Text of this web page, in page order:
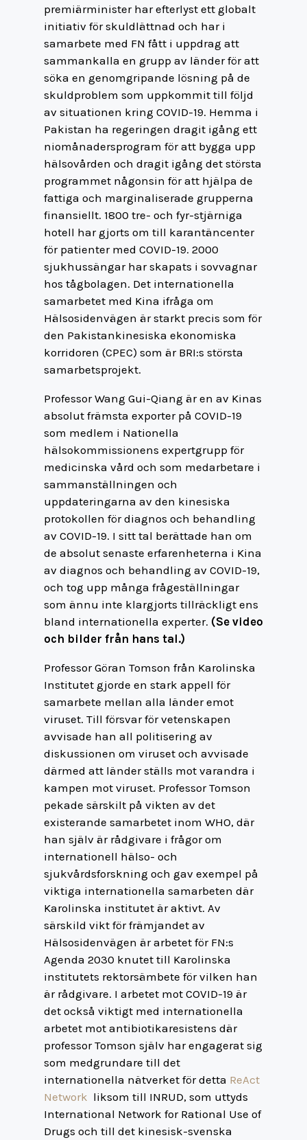
premiärminister har efterlyst ett globalt
initiativ för skuldlättnad och har i
samarbete med FN fått i uppdrag att
sammankalla en grupp av länder för att
söka en genomgripande lösning på de
skuldproblem som uppkommit till följd
av situationen kring COVID-19. Hemma i
Pakistan ha regeringen dragit igång ett
niomånadersprogram för att bygga upp
hälsovården och dragit igång det största
programmet någonsin för att hjälpa de
fattiga och marginaliserade grupperna
finansiellt. 1800 tre- och fyr-stjärniga
hotell har gjorts om till karantäncenter
för patienter med COVID-19. 2000
sjukhussängar har skapats i sovvagnar
hos tågbolagen. Det internationella
samarbetet med Kina ifråga om
Hälsosidenvägen är starkt precis som för
den Pakistankinesiska ekonomiska
korridoren (CPEC) som är BRI:s största
samarbetsprojekt.
Professor Wang Gui-Qiang är en av Kinas
absolut främsta exporter på COVID-19
som medlem i Nationella
hälsokommissionens expertgrupp för
medicinska vård och som medarbetare i
sammanställningen och
uppdateringarna av den kinesiska
protokollen för diagnos och behandling
av COVID-19. I sitt tal berättade han om
de absolut senaste erfarenheterna i Kina
av diagnos och behandling av COVID-19,
och tog upp många frågeställningar
som ännu inte klargjorts tillräckligt ens
bland internationella experter. (Se video
och bilder från hans tal.)
Professor Göran Tomson från Karolinska
Institutet gjorde en stark appell för
samarbete mellan alla länder emot
viruset. Till försvar för vetenskapen
avvisade han all politisering av
diskussionen om viruset och avvisade
därmed att länder ställs mot varandra i
kampen mot viruset. Professor Tomson
pekade särskilt på vikten av det
existerande samarbetet inom WHO, där
han själv är rådgivare i frågor om
internationell hälso- och
sjukvårdsforskning och gav exempel på
viktiga internationella samarbeten där
Karolinska institutet är aktivt. Av
särskild vikt för främjandet av
Hälsosidenvägen är arbetet för FN:s
Agenda 2030 knutet till Karolinska
institutets rektorsämbete för vilken han
är rådgivare. I arbetet mot COVID-19 är
det också viktigt med internationella
arbetet mot antibiotikaresistens där
professor Tomson själv har engagerat sig
som medgrundare till det
internationella nätverket för detta ReAct
Network liksom till INRUD, som uttyds
International Network for Rational Use of
Drugs och till det kinesisk-svenska